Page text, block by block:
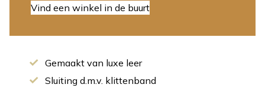
Vind een winkel in de buurt
Gemaakt van luxe leer
Sluiting d.m.v. klittenband